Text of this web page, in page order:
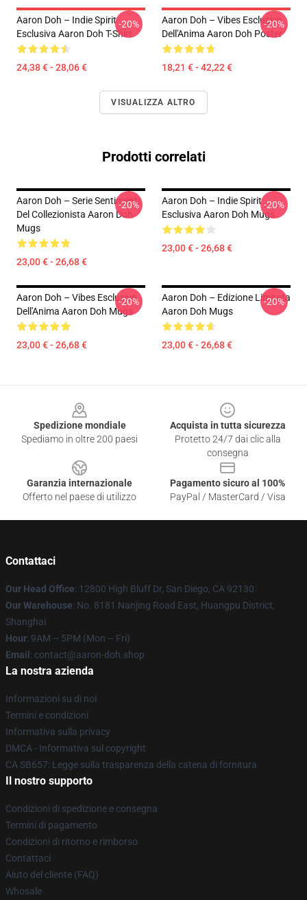
Aaron Doh – Indie Spirit
Esclusiva Aaron Doh T-Shirt
24,38 € - 28,06 €
-20%
Aaron Doh – Vibes Esclusive
Dell'Anima Aaron Doh Poster
18,21 € - 42,22 €
-20%
VISUALIZZA ALTRO
Prodotti correlati
Aaron Doh – Serie Sentimenti
Del Collezionista Aaron Doh
Mugs
23,00 € - 26,68 €
-20%
Aaron Doh – Indie Spirit
Esclusiva Aaron Doh Mugs
23,00 € - 26,68 €
-20%
Aaron Doh – Vibes Esclusive
Dell'Anima Aaron Doh Mugs
23,00 € - 26,68 €
-20%
Aaron Doh – Edizione Limitata
Aaron Doh Mugs
23,00 € - 26,68 €
-20%
Spedizione mondiale
Spediamo in oltre 200 paesi
Acquista in tutta sicurezza
Protetto 24/7 dai clic alla
consegna
Garanzia internazionale
Offerto nel paese di utilizzo
Pagamento sicuro al 100%
PayPal / MasterCard / Visa
Contattaci
Our Head Office: 12800 High Bluff Dr, San Diego, CA 92130
Our Warehouse: No. 8181 Nanjing Road East, Huangpu District,
Shanghai
Hour: 9AM – 5PM (Mon – Fri)
Email : contact@aaron-doh.shop
La nostra azienda
Informazioni su di noi
Termini e condizioni
Informativa sulla privacy
DMCA - Informativa sul copyright
CA SB657: Legge sulla trasparenza della catena di fornitura
Il nostro supporto
Condizioni di spedizione e consegna
Termini di pagamento
Condizioni di ritorno e rimborso
Contattaci
Aiuto del cliente (FAQ)
Whosale